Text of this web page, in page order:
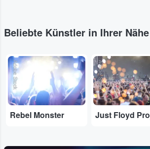
Beliebte Künstler in Ihrer Nähe
Adobe Stock
Rebel Monster
Adobe Stock
Just Floyd